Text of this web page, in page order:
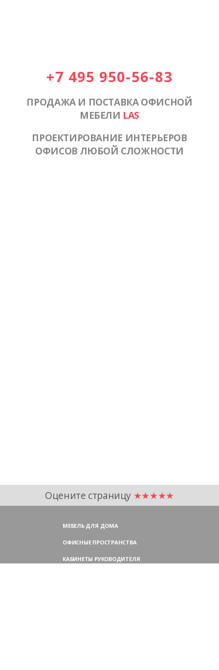
+7 495 950-56-83
ПРОДАЖА И ПОСТАВКА ОФИСНОЙ
МЕБЕЛИ LAS
ПРОЕКТИРОВАНИЕ ИНТЕРЬЕРОВ
ОФИСОВ ЛЮБОЙ СЛОЖНОСТИ
Оцените страницу ★★★★★
МЕБЕЛЬ ДЛЯ ДОМА
ОФИСНЫЕ ПРОСТРАНСТВА
КАБИНЕТЫ РУКОВОДИТЕЛЯ